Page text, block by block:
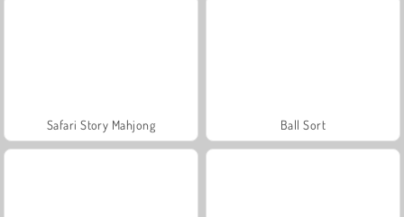
Safari Story Mahjong Ball Sort